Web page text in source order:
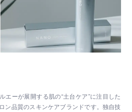
エーが展開する肌の“土台ケア”に注目した
ン品質のスキンケアブランドです。独自技